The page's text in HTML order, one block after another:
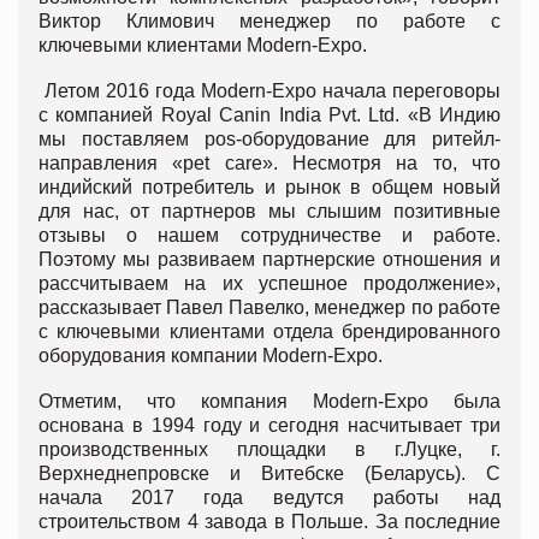
Виктор Климович менеджер по работе с
ключевыми клиентами Modern-Expo.
Летом 2016 года Modern-Expo начала переговоры
с компанией Royal Canin India Pvt. Ltd. «В Индию
мы поставляем pos-оборудование для ритейл-
направления «pet care». Несмотря на то, что
индийский потребитель и рынок в общем новый
для нас, от партнеров мы слышим позитивные
отзывы о нашем сотрудничестве и работе.
Поэтому мы развиваем партнерские отношения и
рассчитываем на их успешное продолжение»,
рассказывает Павел Павелко, менеджер по работе
с ключевыми клиентами отдела брендированного
оборудования компании Modern-Expo.
Отметим, что компания Modern-Expo была
основана в 1994 году и сегодня насчитывает три
производственных площадки в г.Луцке, г.
Верхнеднепровске и Витебске (Беларусь). С
начала 2017 года ведутся работы над
строительством 4 завода в Польше. За последние